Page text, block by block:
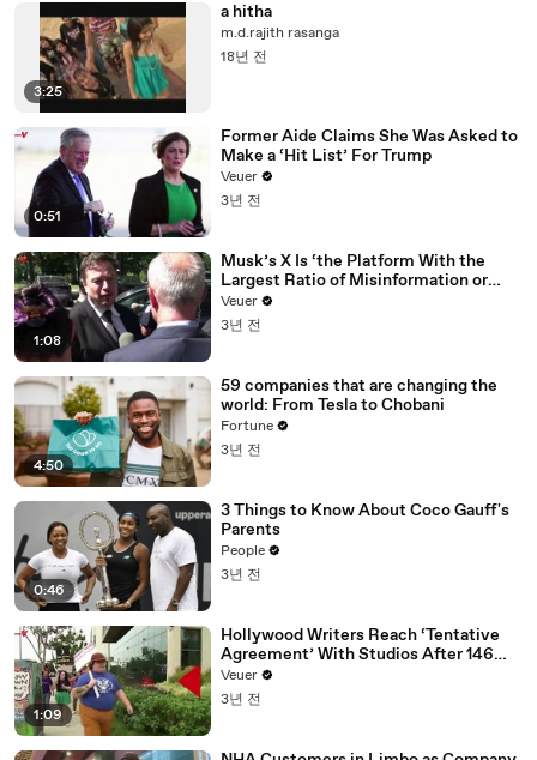
3:25
a hitha
m.d.rajith rasanga
18년 전
0:51
Former Aide Claims She Was Asked to
Make a ‘Hit List’ For Trump
Veuer
3년 전
1:08
Musk’s X Is ‘the Platform With the
Largest Ratio of Misinformation or
Disinformation’ Amongst All Social
Media Platforms
Veuer
3년 전
4:50
59 companies that are changing the
world: From Tesla to Chobani
Fortune
3년 전
0:46
3 Things to Know About Coco Gauff's
Parents
People
3년 전
1:09
Hollywood Writers Reach ‘Tentative
Agreement’ With Studios After 146
Day Strike
Veuer
3년 전